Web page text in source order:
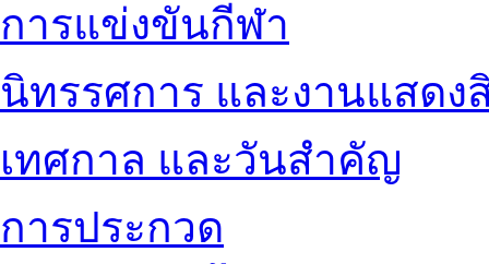
การแข่งขันกีฬา
นิทรรศการ และงานแสดง
เทศกาล และวันสำคัญ
การประกวด